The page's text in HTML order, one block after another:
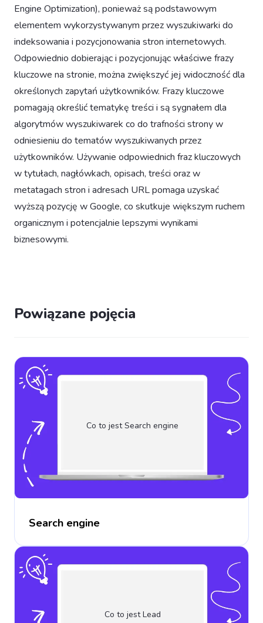
Engine Optimization), ponieważ są podstawowym
elementem wykorzystywanym przez wyszukiwarki do
indeksowania i pozycjonowania stron internetowych.
Odpowiednio dobierając i pozycjonując właściwe frazy
kluczowe na stronie, można zwiększyć jej widoczność dla
określonych zapytań użytkowników. Frazy kluczowe
pomagają określić tematykę treści i są sygnałem dla
algorytmów wyszukiwarek co do trafności strony w
odniesieniu do tematów wyszukiwanych przez
użytkowników. Używanie odpowiednich fraz kluczowych
w tytułach, nagłówkach, opisach, treści oraz w
metatagach stron i adresach URL pomaga uzyskać
wyższą pozycję w Google, co skutkuje większym ruchem
organicznym i potencjalnie lepszymi wynikami
biznesowymi.
Powiązane pojęcia
Co to jest Search engine
Search engine
Co to jest Lead